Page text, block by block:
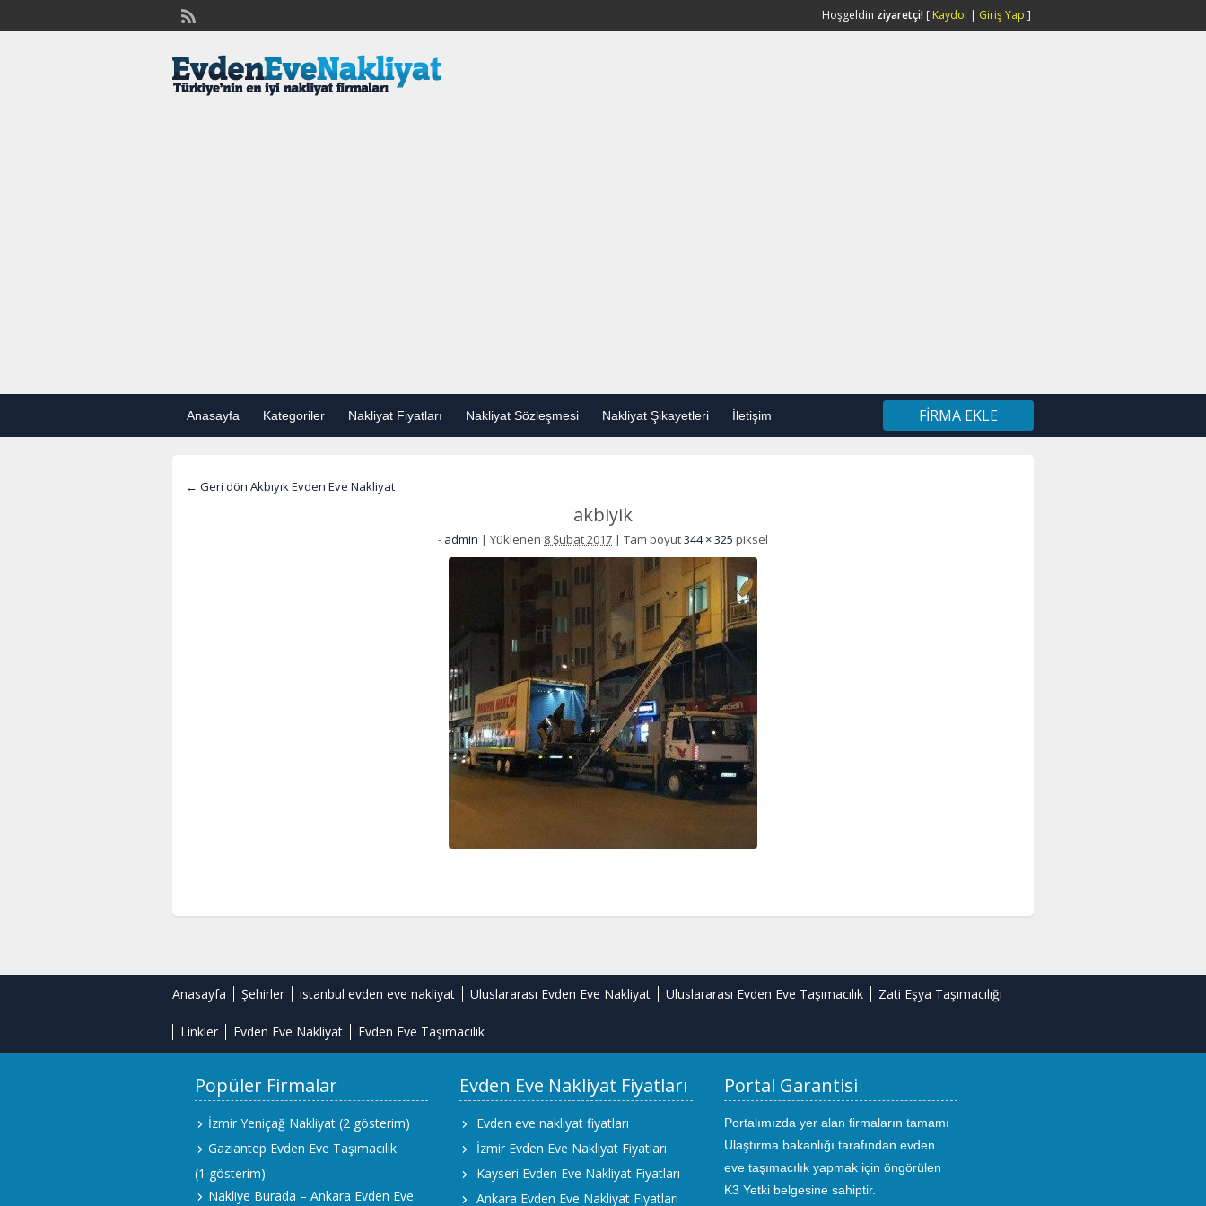
Hoşgeldin ziyaretçi! [ Kaydol | Giriş Yap ]
Anasayfa Kategoriler Nakliyat Fiyatları Nakliyat Sözleşmesi Nakliyat Şikayetleri İletişim FIRMA EKLE
← Geri dön Akbıyık Evden Eve Nakliyat
akbiyik
- admin | Yüklenen 8 Şubat 2017 | Tam boyut344 × 325 piksel
Anasayfa Şehirler istanbul evden eve nakliyat Uluslararası Evden Eve Nakliyat Uluslararası Evden Eve Taşımacılık Zati Eşya Taşımacılığı
Linkler Evden Eve Nakliyat Evden Eve Taşımacılık
Popüler Firmalar
İzmir Yeniçağ Nakliyat (2 gösterim)
Gaziantep Evden Eve Taşımacılık
(1 gösterim)
Nakliye Burada – Ankara Evden Eve
Evden Eve Nakliyat Fiyatları
Evden eve nakliyat fiyatları
İzmir Evden Eve Nakliyat Fiyatları
Kayseri Evden Eve Nakliyat Fiyatları
Ankara Evden Eve Nakliyat Fiyatları
Portal Garantisi
Portalımızda yer alan firmaların tamamı
Ulaştırma bakanlığı tarafından evden
eve taşımacılık yapmak için öngörülen
K3 Yetki belgesine sahiptir.